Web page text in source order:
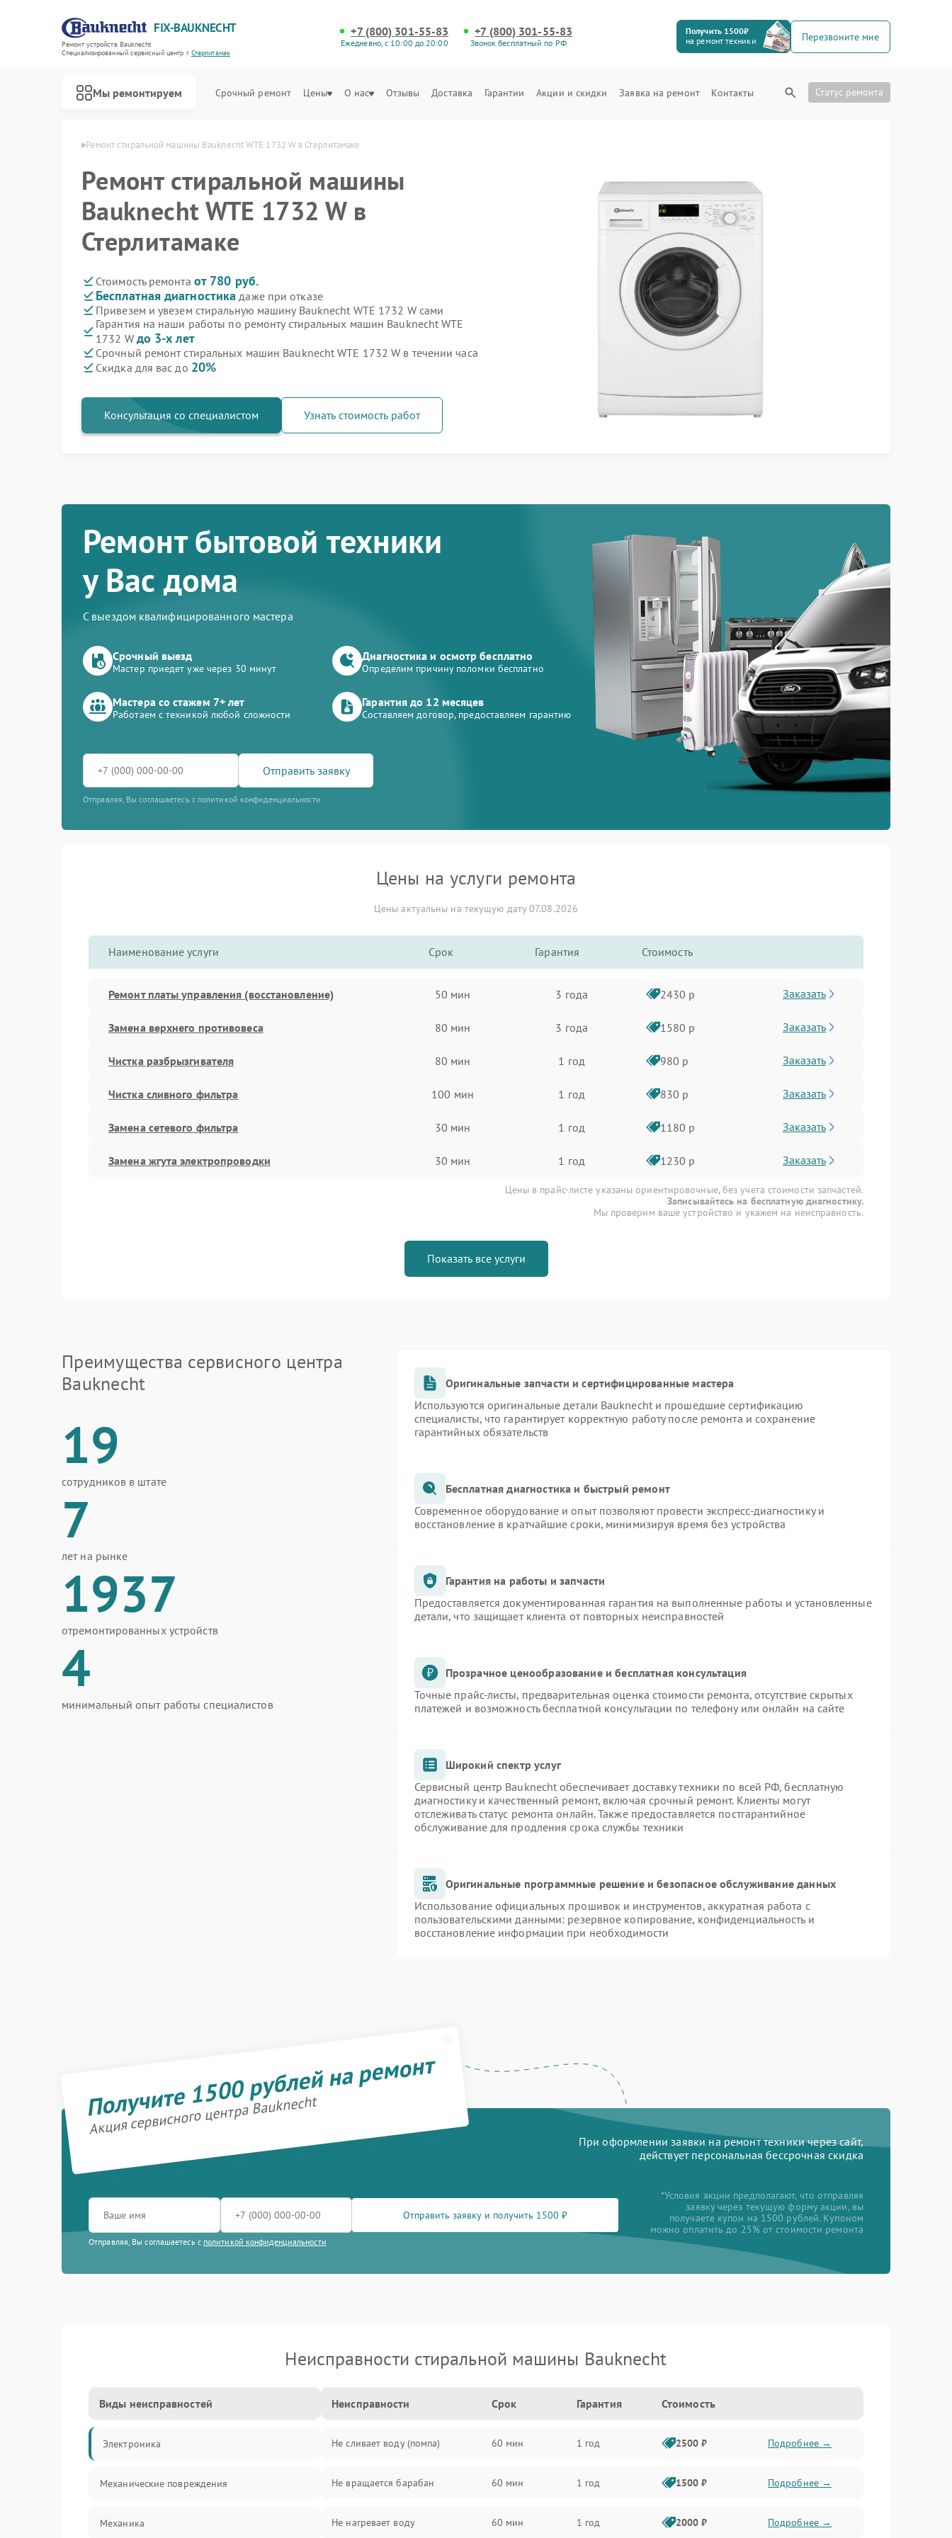
FIX-BAUKNECHT
Ремонт устройств Bauknecht
Специализированный cервисный центр г.Стерлитамак
+7 (800) 301-55-83
Ежедневно, с 10:00 до 20:00
+7 (800) 301-55-83
Звонок бесплатный по РФ
Получить 1500₽
на ремонт техники
Перезвоните мне
Мы ремонтируем Срочный ремонт Цены О нас Отзывы Доставка Гарантии Акции и скидки Заявка на ремонт Контакты Статус ремонта
Ремонт стиральной машины Bauknecht WTE 1732 W в Стерлитамаке
Ремонт стиральной машины
Bauknecht WTE 1732 W в
Стерлитамаке
Стоимость ремонта от 780 руб.
Бесплатная диагностика даже при отказе
Привезем и увезем стиральную машину Bauknecht WTE 1732 W сами
Гарантия на наши работы по ремонту стиральных машин Bauknecht WTE
1732 W до 3-х лет
Срочный ремонт стиральных машин Bauknecht WTE 1732 W в течении часа
Скидка для вас до 20%
Консультация со специалистом Узнать стоимость работ
Ремонт бытовой техники
у Вас дома
С выездом квалифицированного мастера
Срочный выезд
Мастер приедет уже через 30 минут
Диагностика и осмотр бесплатно
Определим причину поломки бесплатно
Мастера со стажем 7+ лет
Работаем с техникой любой сложности
Гарантия до 12 месяцев
Составляем договор, предоставляем гарантию
Отправить заявку
Отправляя, Вы соглашаетесь с политикой конфиденциальности
Цены на услуги ремонта
Цены актуальны на текущую дату 07.08.2026
Наименование услуги Срок Гарантия Стоимость
Ремонт платы управления (восстановление) 50 мин 3 года 2430 р Заказать
Замена верхнего противовеса 80 мин 3 года 1580 р Заказать
Чистка разбрызгивателя 80 мин 1 год 980 р Заказать
Чистка сливного фильтра 100 мин 1 год 830 р Заказать
Замена сетевого фильтра 30 мин 1 год 1180 р Заказать
Замена жгута электропроводки 30 мин 1 год 1230 р Заказать
Цены в прайс-листе указаны ориентировочные, без учета стоимости запчастей.
Записывайтесь на бесплатную диагностику.
Мы проверим ваше устройство и укажем на неисправность.
Показать все услуги
Преимущества сервисного центра
Bauknecht
19
сотрудников в штате
7
лет на рынке
1937
отремонтированных устройств
4
минимальный опыт работы специалистов
Оригинальные запчасти и сертифицированные мастера
Используются оригинальные детали Bauknecht и прошедшие сертификацию
специалисты, что гарантирует корректную работу после ремонта и сохранение
гарантийных обязательств
Бесплатная диагностика и быстрый ремонт
Современное оборудование и опыт позволяют провести экспресс-диагностику и
восстановление в кратчайшие сроки, минимизируя время без устройства
Гарантия на работы и запчасти
Предоставляется документированная гарантия на выполненные работы и установленные
детали, что защищает клиента от повторных неисправностей
Прозрачное ценообразование и бесплатная консультация
Точные прайс-листы, предварительная оценка стоимости ремонта, отсутствие скрытых
платежей и возможность бесплатной консультации по телефону или онлайн на сайте
Широкий спектр услуг
Сервисный центр Bauknecht обеспечивает доставку техники по всей РФ, бесплатную
диагностику и качественный ремонт, включая срочный ремонт. Клиенты могут
отслеживать статус ремонта онлайн. Также предоставляется постгарантийное
обслуживание для продления срока службы техники
Оригинальные программные решение и безопасное обслуживание данных
Использование официальных прошивок и инструментов, аккуратная работа с
пользовательскими данными: резервное копирование, конфиденциальность и
восстановление информации при необходимости
Получите 1500 рублей на ремонт
Акция сервисного центра Bauknecht
При оформлении заявки на ремонт техники через сайт,
действует персональная бессрочная скидка
Отправить заявку и получить 1500 ₽
Отправляя, Вы соглашаетесь с политикой конфиденциальности
*Условия акции предполагают, что отправляя
заявку через текущую форму акции, вы
получаете купон на 1500 рублей. Купоном
можно оплатить до 25% от стоимости ремонта
Неисправности стиральной машины Bauknecht
Виды неисправностей
Электроника
Механические повреждения
Механика
Неисправности Срок Гарантия Стоимость
Не сливает воду (помпа) 60 мин 1 год 2500 ₽ Подробнее →
Не вращается барабан 60 мин 1 год 1500 ₽ Подробнее →
Не нагревает воду 60 мин 1 год 2000 ₽ Подробнее →